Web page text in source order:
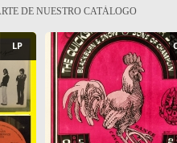
DE NUESTRO CATÁLOGO
LP